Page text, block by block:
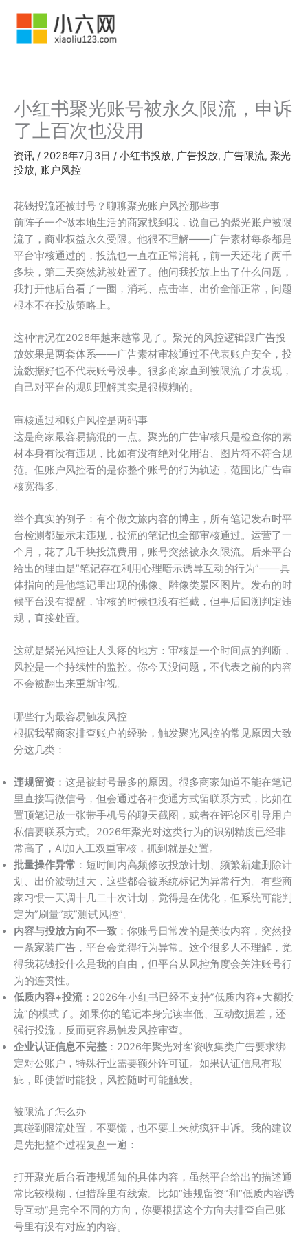
小红书聚光账号被永久限流，申诉
了上百次也没用
资讯 / 2026年7月3日 / 小红书投放, 广告投放, 广告限流, 聚光
投放, 账户风控
花钱投流还被封号？聊聊聚光账户风控那些事
前阵子一个做本地生活的商家找到我，说自己的聚光账户被限
流了，商业权益永久受限。他很不理解——广告素材每条都是
平台审核通过的，投流也一直在正常消耗，前一天还花了两千
多块，第二天突然就被处置了。他问我投放上出了什么问题，
我打开他后台看了一圈，消耗、点击率、出价全部正常，问题
根本不在投放策略上。
这种情况在2026年越来越常见了。聚光的风控逻辑跟广告投
放效果是两套体系——广告素材审核通过不代表账户安全，投
流数据好也不代表账号没事。很多商家直到被限流了才发现，
自己对平台的规则理解其实是很模糊的。
审核通过和账户风控是两码事
这是商家最容易搞混的一点。聚光的广告审核只是检查你的素
材本身有没有违规，比如有没有绝对化用语、图片符不符合规
范。但账户风控看的是你整个账号的行为轨迹，范围比广告审
核宽得多。
举个真实的例子：有个做文旅内容的博主，所有笔记发布时平
台检测都显示未违规，投流的笔记也全部审核通过。运营了一
个月，花了几千块投流费用，账号突然被永久限流。后来平台
给出的理由是”笔记存在利用心理暗示诱导互动的行为”——具
体指向的是他笔记里出现的佛像、雕像类景区图片。发布的时
候平台没有提醒，审核的时候也没有拦截，但事后回溯判定违
规，直接处置。
这就是聚光风控让人头疼的地方：审核是一个时间点的判断，
风控是一个持续性的监控。你今天没问题，不代表之前的内容
不会被翻出来重新审视。
哪些行为最容易触发风控
根据我帮商家排查账户的经验，触发聚光风控的常见原因大致
分这几类：
违规留资 ：这是被封号最多的原因。很多商家知道不能在笔记
里直接写微信号，但会通过各种变通方式留联系方式，比如在
置顶笔记放一张带手机号的聊天截图，或者在评论区引导用户
私信要联系方式。2026年聚光对这类行为的识别精度已经非
常高了，AI加人工双重审核，抓到就是处置。
批量操作异常 ：短时间内高频修改投放计划、频繁新建删除计
划、出价波动过大，这些都会被系统标记为异常行为。有些商
家习惯一天调十几二十次计划，觉得是在优化，但系统可能判
定为”刷量”或”测试风控”。
内容与投放方向不一致 ：你账号日常发的是美妆内容，突然投
一条家装广告，平台会觉得行为异常。这个很多人不理解，觉
得我花钱投什么是我的自由，但平台从风控角度会关注账号行
为的连贯性。
低质内容+投流：2026年小红书已经不支持”低质内容+大额投
流”的模式了。如果你的笔记本身完读率低、互动数据差，还
强行投流，反而更容易触发风控审查。
企业认证信息不完整 ：2026年聚光对客资收集类广告要求绑
定对公账户，特殊行业需要额外许可证。如果认证信息有瑕
疵，即使暂时能投，风控随时可能触发。
被限流了怎么办
真碰到限流处置，不要慌，也不要上来就疯狂申诉。我的建议
是先把整个过程复盘一遍：
打开聚光后台看违规通知的具体内容，虽然平台给出的描述通
常比较模糊，但措辞里有线索。比如”违规留资”和”低质内容诱
导互动”是完全不同的方向，你要根据这个方向去排查自己账
号里有没有对应的内容。